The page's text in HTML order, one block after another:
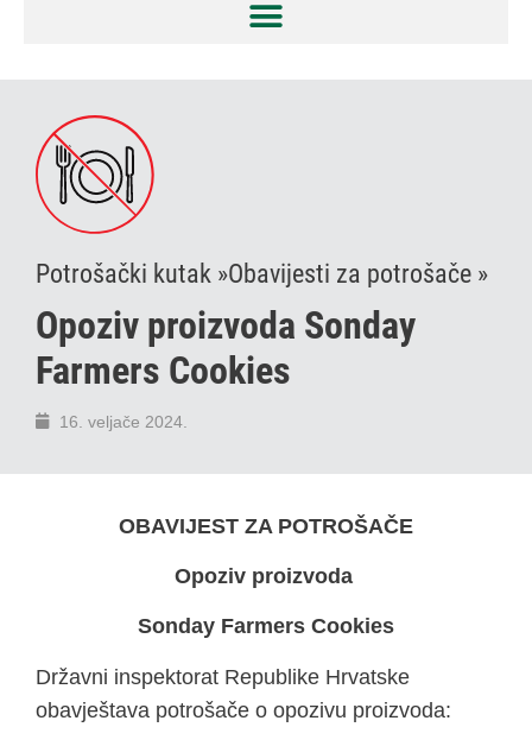
Potrošački kutak »Obavijesti za potrošače »
Opoziv proizvoda Sonday
Farmers Cookies
16. veljače 2024.
OBAVIJEST ZA POTROŠAČE
Opoziv proizvoda
Sonday Farmers Cookies
Državni inspektorat Republike Hrvatske
obavještava potrošače o opozivu proizvoda: